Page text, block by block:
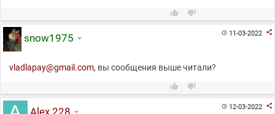
 
11-03-2022 
snow1975
vladlapay@gmail.com, вы сообщения выше читали?
 
12-03-2022 